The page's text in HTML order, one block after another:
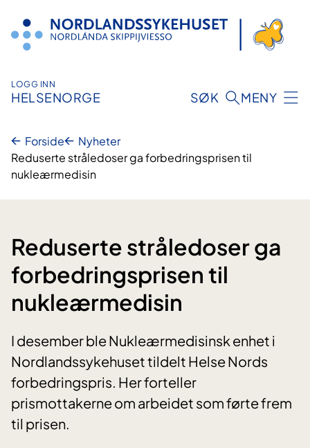
innhold
LOGG INN
HELSENORGE SØK MENY
Forside
Nyheter
Reduserte stråledoser ga forbedringsprisen til
nukleærmedisin
Reduserte stråledoser ga
forbedringsprisen til
nukleærmedisin
I desember ble Nukleærmedisinsk enhet i
Nordlandssykehuset tildelt Helse Nords
forbedringspris. Her forteller
prismottakerne om arbeidet som førte frem
til prisen.